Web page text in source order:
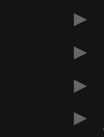
►
►
►
►